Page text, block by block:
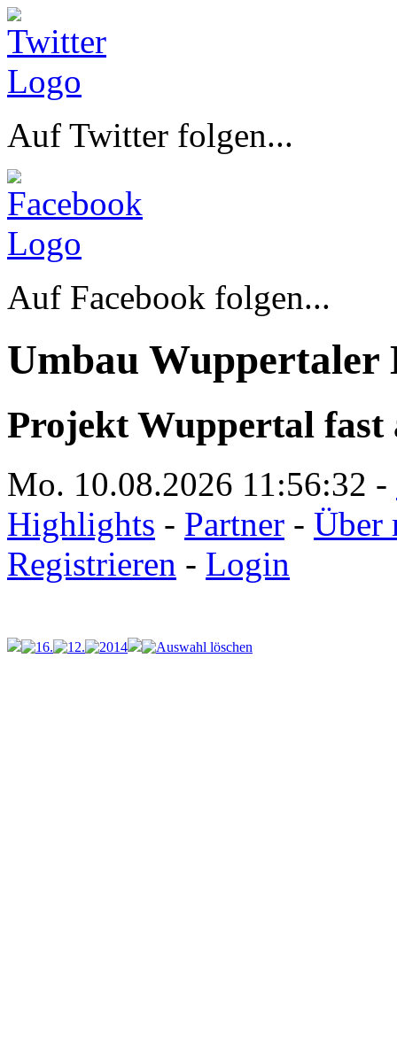
Auf Twitter folgen...
Auf Facebook folgen...
Umbau Wuppertaler
Projekt Wuppertal fast
Mo. 10.08.2026 11:56:32 -
Highlights - Partner - Über
Registrieren - Login